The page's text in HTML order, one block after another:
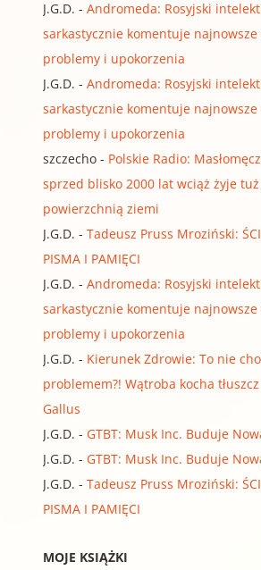
J.G.D. - Andromeda: Rosyjski
sarkastycznie komentuje najnowsze
problemy i upokorzenia
J.G.D. - Andromeda: Rosyjski
sarkastycznie komentuje najnowsze
problemy i upokorzenia
szczecho- Polskie Radio:
sprzed blisko 2000 lat wciąż żyje
powierzchnią ziemi
J.G.D. - Tadeusz Pruss Mroziński:
PISMA I PAMIĘCI
J.G.D. - Andromeda: Rosyjski
sarkastycznie komentuje najnowsze
problemy i upokorzenia
J.G.D. - Kierunek Zdrowie: To nie
problemem?! Wątroba kocha
Gallus
J.G.D. - GTBT: Musk Inc. Buduje
J.G.D. - GTBT: Musk Inc. Buduje
J.G.D. - Tadeusz Pruss Mroziński:
PISMA I PAMIĘCI
MOJE KSIĄŻKI